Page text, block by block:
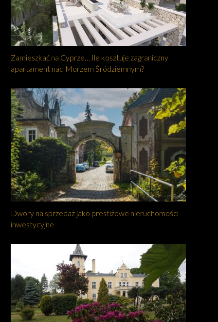
Zamieszkać na Cyprze… Ile kosztuje zagraniczny
apartament nad Morzem Śródziemnym?
Dwory na sprzedaż jako prestiżowe nieruchomości
inwestycyjne